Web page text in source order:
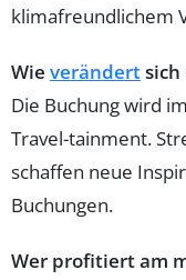
klimafreundlichem
Wie verändertsich
Die Buchung wird
Travel-tainment.
schaffen neue
Buchungen.
Wer profitiert am